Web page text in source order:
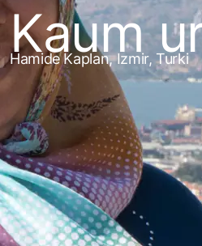
Kaum
Hamide Kaplan, Izmir, Turki